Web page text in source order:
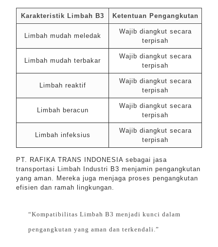
Karakteristik Limbah B3 Ketentuan Pengangkutan
Limbah mudah meledak
Wajib diangkut secara
terpisah
Limbah mudah terbakar
Wajib diangkut secara
terpisah
Limbah reaktif
Wajib diangkut secara
terpisah
Limbah beracun
Wajib diangkut secara
terpisah
Limbah infeksius
Wajib diangkut secara
terpisah
PT. RAFIKA TRANS INDONESIA sebagai jasa
transportasi Limbah Industri B3 menjamin pengangkutan
yang aman. Mereka juga menjaga proses pengangkutan
efisien dan ramah lingkungan.
“Kompatibilitas Limbah B3 menjadi kunci dalam
pengangkutan yang aman dan terkendali.”